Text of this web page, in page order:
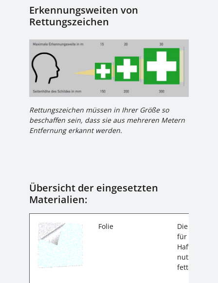
Erkennungsweiten von
Rettungszeichen
Rettungszeichen müssen in Ihrer Größe so
beschaffen sein, dass sie aus mehreren Metern
Entfernung erkannt werden.
Übersicht der eingesetzten
Materialien:
Folie
Die
für den
Haftstarker
fett- und